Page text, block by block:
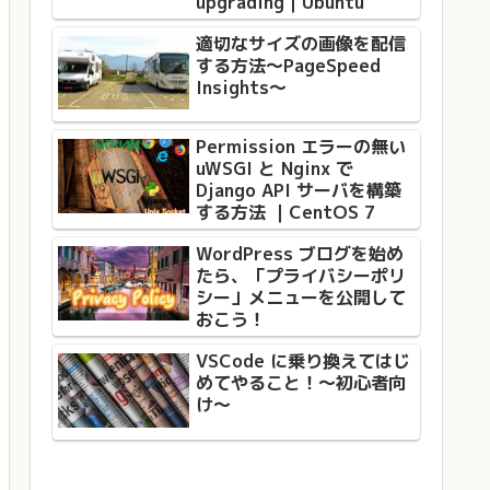
適切なサイズの画像を配信
する方法〜PageSpeed
Insights〜
Permission エラーの無い
uWSGI と Nginx で
Django API サーバを構築
する方法 ｜CentOS 7
WordPress ブログを始め
たら、「プライバシーポリ
シー」メニューを公開して
おこう！
VSCode に乗り換えてはじ
めてやること！〜初心者向
け〜